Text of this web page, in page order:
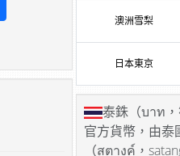
澳洲雪梨
日本東京
泰銖（บาท
官方貨幣，由泰
（สตางค์，